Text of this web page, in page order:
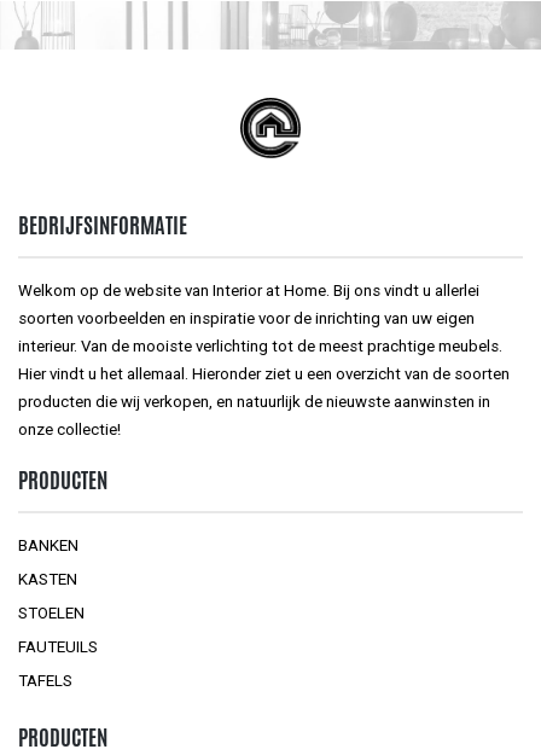
BEDRIJFSINFORMATIE
Welkom op de website van Interior at Home. Bij ons vindt u allerlei
soorten voorbeelden en inspiratie voor de inrichting van uw eigen
interieur. Van de mooiste verlichting tot de meest prachtige meubels.
Hier vindt u het allemaal. Hieronder ziet u een overzicht van de soorten
producten die wij verkopen, en natuurlijk de nieuwste aanwinsten in
onze collectie!
PRODUCTEN
BANKEN
KASTEN
STOELEN
FAUTEUILS
TAFELS
PRODUCTEN